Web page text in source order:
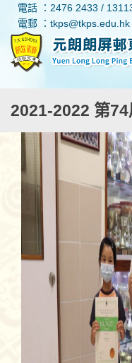
電話 ：2476 2433 /
電郵 ：tkps@tkps.edu.hk
2021-2022 第